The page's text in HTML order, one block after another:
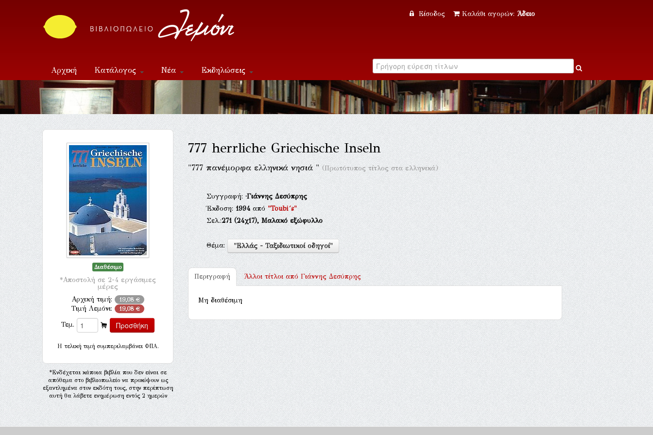
Είσοδος Καλάθι αγορών: Άδειο
Αρχική Κατάλογος Νέα Εκδηλώσεις
Επικοινωνία
Διαθέσιμο
*Αποστολή σε 2-4 εργάσιμες
μέρες
Αρχική τιμή: 19,08 €
Τιμή Λεμόνι: 19,08 €
Τεμ.
H τελική τιμή συμπεριλαμβάνει ΦΠΑ.
*Ενδέχεται κάποια βιβλία που δεν είναι σε
απόθεμα στο βιβλιοπωλείο να προκύψουν ως
εξαντλημένα στον εκδότη τους, στην περίπτωση
αυτή θα λάβετε ενημέρωση εντός 2 ημερών
777 herrliche Griechische Inseln
"777 πανέμορφα ελληνικά νησιά "(Πρωτότυπος τίτλος στα ελληνικά)
Συγγραφή:·Γιάννης Δεσύπρης
Έκδοση:1994από"Toubi´s"
Σελ.:271(24χ17), Μαλακό εξώφυλλο
Θέμα: "Ελλάς - Ταξιδιωτικοί οδηγοί"
Περιγραφή Άλλοι τίτλοι απόΓιάννης Δεσύπρης
Μη διαθέσιμη